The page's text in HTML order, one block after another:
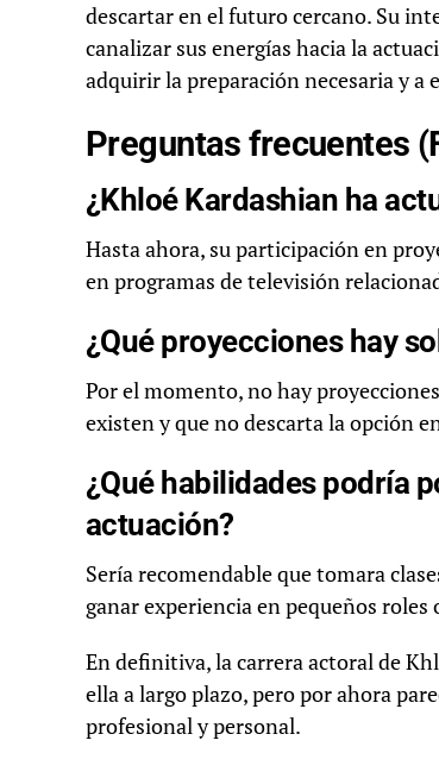
descartar en el futuro cercano. Su
canalizar sus energías hacia la
adquirir la preparación necesaria y
Preguntas frecuentes
¿Khloé Kardashian ha
Hasta ahora, su participación en
en programas de televisión
¿Qué proyecciones hay
Por el momento, no hay
existen y que no descarta la opción
¿Qué habilidades podría
actuación?
Sería recomendable que tomara
ganar experiencia en pequeños
En definitiva, la carrera actoral de
ella a largo plazo, pero por ahora
profesional y personal.